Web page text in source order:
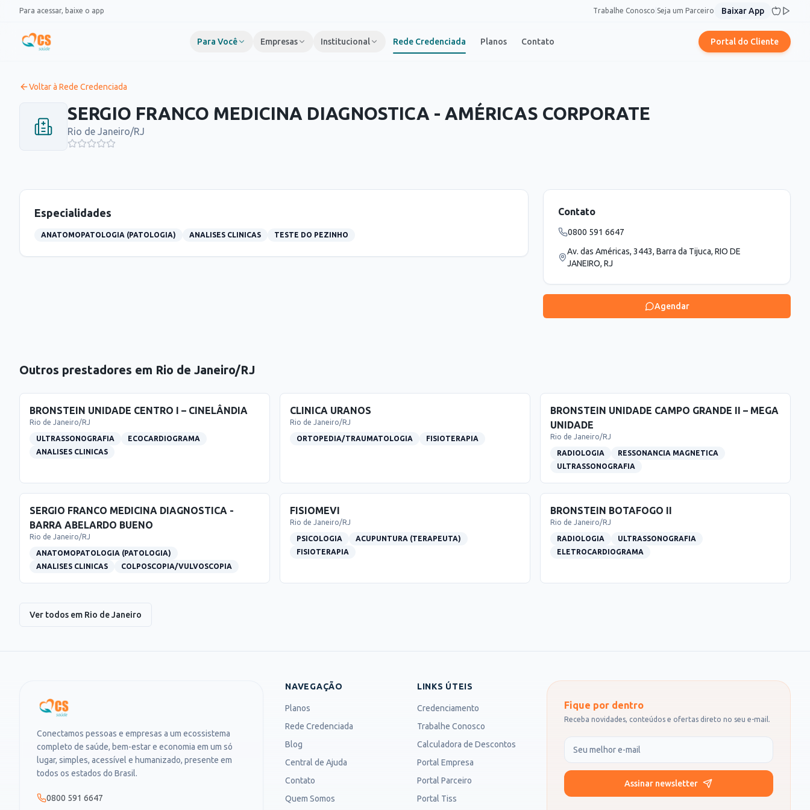
Pular para o conteúdo
Para acessar, baixe o app Trabalhe Conosco Seja um Parceiro Baixar App
Para Você Empresas Institucional Rede Credenciada Planos Contato Portal do Cliente
Voltar à Rede Credenciada
SERGIO FRANCO MEDICINA DIAGNOSTICA - AMÉRICAS CORPORATE
Rio de Janeiro/RJ
Especialidades
ANATOMOPATOLOGIA (PATOLOGIA) ANALISES CLINICAS TESTE DO PEZINHO
Contato
0800 591 6647
Av. das Américas, 3443, Barra da Tijuca, RIO DE
JANEIRO, RJ
Agendar
Outros prestadores em Rio de Janeiro/RJ
BRONSTEIN UNIDADE CENTRO I – CINELÂNDIA
Rio de Janeiro/RJ
ULTRASSONOGRAFIA
ECOCARDIOGRAMA
ANALISES CLINICAS
CLINICA URANOS
Rio de Janeiro/RJ
ORTOPEDIA/TRAUMATOLOGIA FISIOTERAPIA
BRONSTEIN UNIDADE CAMPO GRANDE II – MEGA
UNIDADE
Rio de Janeiro/RJ
RADIOLOGIA
RESSONANCIA MAGNETICA
ULTRASSONOGRAFIA
SERGIO FRANCO MEDICINA DIAGNOSTICA -
BARRA ABELARDO BUENO
Rio de Janeiro/RJ
ANATOMOPATOLOGIA (PATOLOGIA)
ANALISES CLINICAS
COLPOSCOPIA/VULVOSCOPIA
FISIOMEVI
Rio de Janeiro/RJ
PSICOLOGIA
ACUPUNTURA (TERAPEUTA)
FISIOTERAPIA
BRONSTEIN BOTAFOGO II
Rio de Janeiro/RJ
RADIOLOGIA
ULTRASSONOGRAFIA
ELETROCARDIOGRAMA
Ver todos em Rio de Janeiro
Conectamos pessoas e empresas a um ecossistema
completo de saúde, bem-estar e economia em um só
lugar, simples, acessível e humanizado, presente em
todos os estados do Brasil.
0800 591 6647
NAVEGAÇÃO
Planos
Rede Credenciada
Blog
Central de Ajuda
Contato
Quem Somos
LINKS ÚTEIS
Credenciamento
Trabalhe Conosco
Calculadora de Descontos
Portal Empresa
Portal Parceiro
Portal Tiss
Fique por dentro
Receba novidades, conteúdos e ofertas direto no seu e-mail.
Seu e-mail
Assinar newsletter